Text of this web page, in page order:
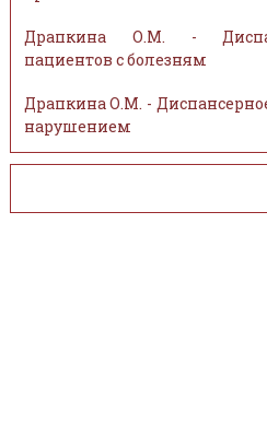
Драпкина О.М. -
пациентов с болезням
Драпкина О.М. -
нарушением